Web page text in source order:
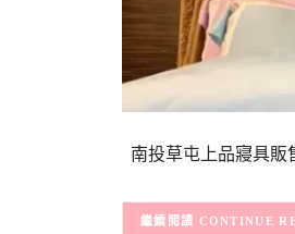
南投草屯上品寢具
CONTINUE